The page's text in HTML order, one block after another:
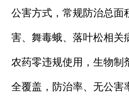
公害方式，常规防治总面
害、舞毒蛾、落叶松相关
农药零违规使用，生物制
全覆盖，防治率、无公害